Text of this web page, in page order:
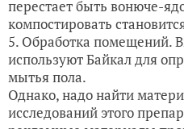
перестает быть вонюче-
компостировать
5. Обработка помещений.
используют Байкал для
мытья пола.
Однако, надо найти
исследований этого